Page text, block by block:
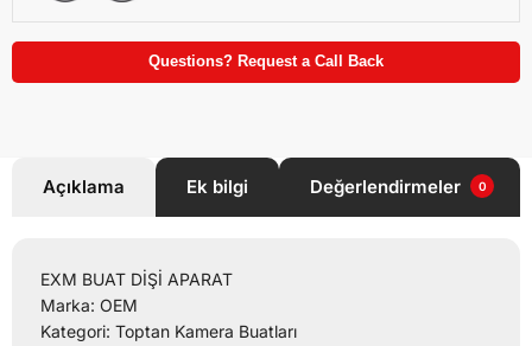
Questions? Request a Call Back
Açıklama Ek bilgi Değerlendirmeler 0
EXM BUAT DİŞİ APARAT
Marka: OEM
Kategori: Toptan Kamera Buatları